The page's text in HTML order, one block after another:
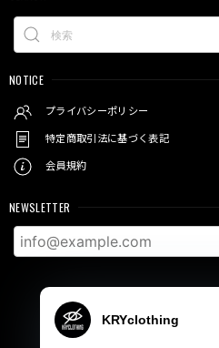
NOTICE
プライバシーポリシー
特定商取引法に基づく表記
会員規約
NEWSLETTER